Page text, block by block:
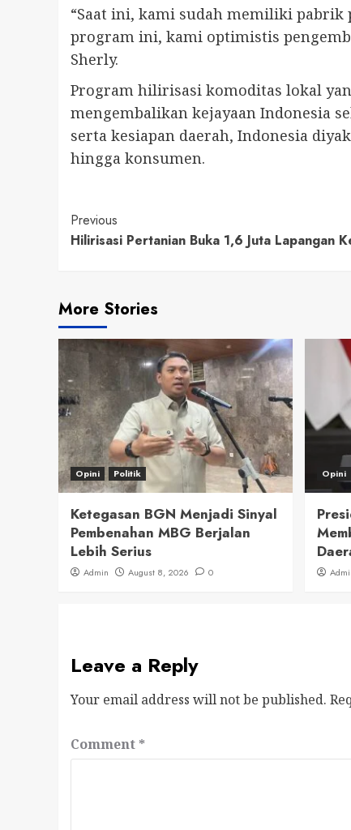
“Saat ini, kami sudah memiliki
program ini, kami optimistis
Sherly.
Program hilirisasi komoditas lokal
mengembalikan kejayaan Indonesia
serta kesiapan daerah, Indonesia
hingga konsumen.
Continue
Reading
Previous
Hilirisasi Pertanian Buka 1,6 Juta Lapangan
More Stories
Opini Politik
Ketegasan BGN Menjadi Sinyal
Pembenahan MBG Berjalan
Lebih Serius
Admin August 8, 2026 0
Opini
Leave a Reply
Your email address will not be published.
Comment *